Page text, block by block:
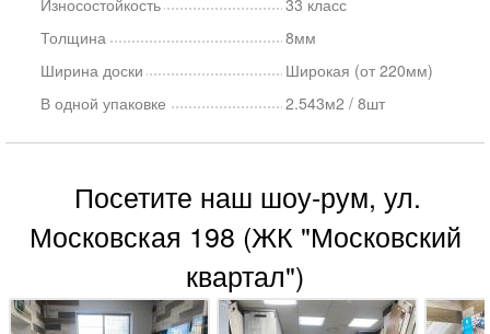
Износостойкость
33 класс
Толщина
8мм
Ширина доски
Широкая (от 220мм)
В одной упаковке
2.543м2 / 8шт
Посетите наш шоу-рум, ул.
Московская 198 (ЖК "Московский
квартал")